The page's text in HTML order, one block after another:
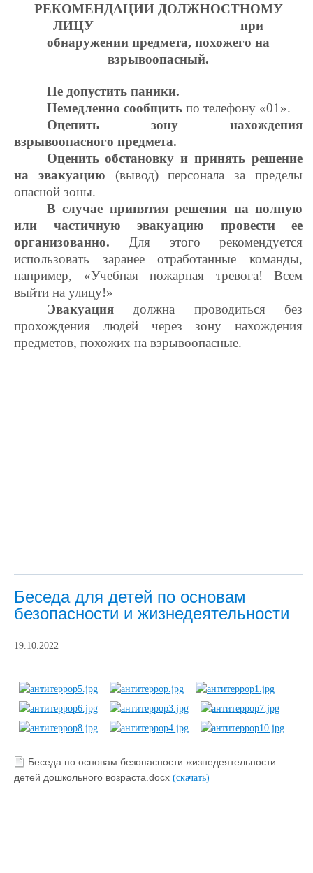
РЕКОМЕНДАЦИИ ДОЛЖНОСТНОМУ
ЛИЦУ при
обнаружении предмета, похожего на
взрывоопасный.
Не допустить паники.
Немедленно сообщитьпо телефону «01».
Оцепить зону нахождения
взрывоопасного предмета.
Оценить обстановку и принять решение
на эвакуацию (вывод) персонала за пределы
опасной зоны.
В случае принятия решения на полную
или частичную эвакуацию провести ее
организованно. Для этого рекомендуется
использовать заранее отработанные команды,
например, «Учебная пожарная тревога! Всем
выйти на улицу!»
Эвакуациядолжна проводиться без
прохождения людей через зону нахождения
предметов, похожих на взрывоопасные.
Беседа для детей по основам
безопасности и жизнедеятельности
19.10.2022
Беседа по основам безопасности жизнедеятельности
детей дошкольного возраста.docx (скачать)